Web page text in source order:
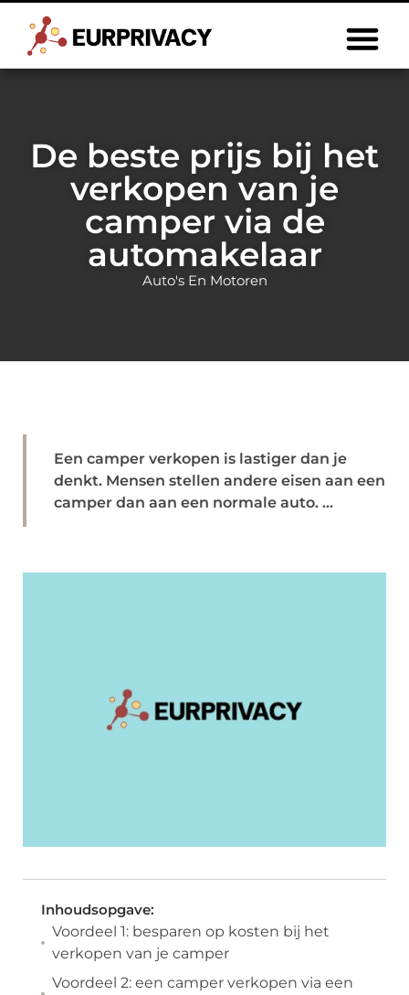
De beste prijs bij het
verkopen van je
camper via de
automakelaar
Auto's En Motoren
Een camper verkopen is lastiger dan je
denkt. Mensen stellen andere eisen aan een
camper dan aan een normale auto. ...
Inhoudsopgave:
Voordeel 1: besparen op kosten bij het
verkopen van je camper
Voordeel 2: een camper verkopen via een